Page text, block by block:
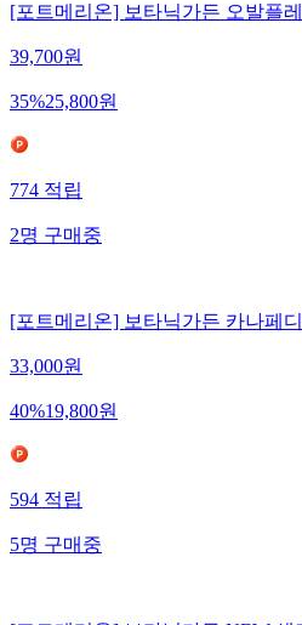
[포트메리온] 보타닉가든 오발플
39,700원
35%25,800원
774 적립
2명 구매중
[포트메리온] 보타닉가든 카나페
33,000원
40%19,800원
594적립
5명구매중